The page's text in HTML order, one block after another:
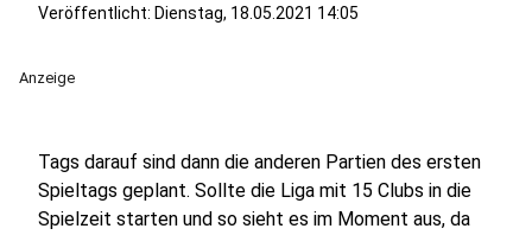
Veröffentlicht: Dienstag, 18.05.2021 14:05
Anzeige
Tags darauf sind dann die anderen Partien des ersten
Spieltags geplant. Sollte die Liga mit 15 Clubs in die
Spielzeit starten und so sieht es im Moment aus, da